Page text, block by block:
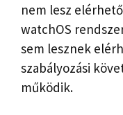
nem lesz elérhető
watchOS
sem lesznek
szabályozási
működik.